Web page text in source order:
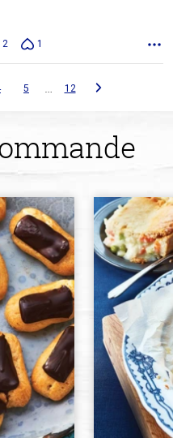
2 1
5 … 12